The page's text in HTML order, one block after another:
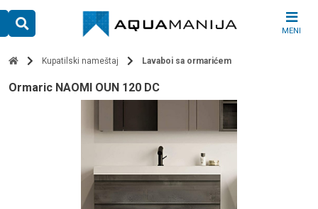
content
MENI
Kupatilski nameštaj Lavaboi sa ormarićem
ormaric NAOMI OUN 120 DC